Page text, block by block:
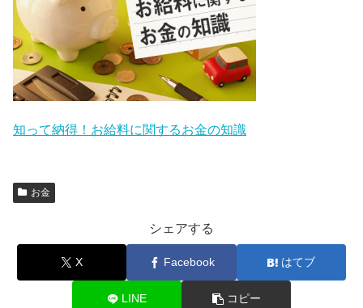
知って納得！お給料に関するお金の知識
お金
シェアする
X Facebook はてブ
LINE コピー